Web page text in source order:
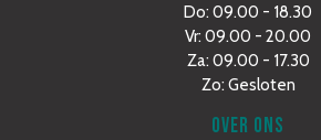
Do: 09.00 - 18.30
Vr: 09.00 - 20.00
Za: 09.00 - 17.30
Zo: Gesloten
OVER ONS